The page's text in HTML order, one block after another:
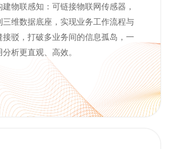
物联感知：可链接物联网传感器，
三维数据底座，实现业务工作流程与
接驳，打破多业务间的信息孤岛，一
析更直观、高效。